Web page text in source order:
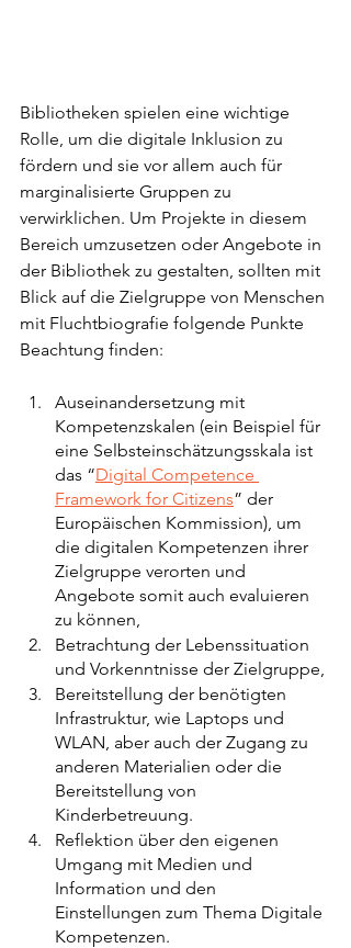
Bibliotheken spielen eine wichtige
Rolle, um die digitale Inklusion zu
fördern und sie vor allem auch für
marginalisierte Gruppen zu
verwirklichen. Um Projekte in diesem
Bereich umzusetzen oder Angebote in
der Bibliothek zu gestalten, sollten mit
Blick auf die Zielgruppe von Menschen
mit Fluchtbiografie folgende Punkte
Beachtung finden:
Auseinandersetzung mit
Kompetenzskalen (ein Beispiel für
eine Selbsteinschätzungsskala ist
das “Digital Competence
Framework for Citizens” der
Europäischen Kommission), um
die digitalen Kompetenzen ihrer
Zielgruppe verorten und
Angebote somit auch evaluieren
zu können,
Betrachtung der Lebenssituation
und Vorkenntnisse der Zielgruppe,
Bereitstellung der benötigten
Infrastruktur, wie Laptops und
WLAN, aber auch der Zugang zu
anderen Materialien oder die
Bereitstellung von
Kinderbetreuung.
Reflektion über den eigenen
Umgang mit Medien und
Information und den
Einstellungen zum Thema Digitale
Kompetenzen.